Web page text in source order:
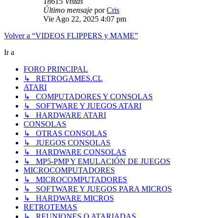
Último mensaje porCris
Vie Ago 22, 2025 4:07 pm
Volver a “VIDEOS FLIPPERS y MAME”
Ir a
FORO PRINCIPAL
↳ RETROGAMES.CL
ATARI
↳ COMPUTADORES Y CONSOLAS
↳ SOFTWARE Y JUEGOS ATARI
↳ HARDWARE ATARI
CONSOLAS
↳ OTRAS CONSOLAS
↳ JUEGOS CONSOLAS
↳ HARDWARE CONSOLAS
↳ MP5-PMP Y EMULACIÓN DE JUEGOS
MICROCOMPUTADORES
↳ MICROCOMPUTADORES
↳ SOFTWARE Y JUEGOS PARA MICROS
↳ HARDWARE MICROS
RETROTEMAS